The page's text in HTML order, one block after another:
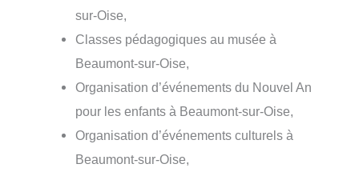
sur-Oise,
Classes pédagogiques au musée à
Beaumont-sur-Oise,
Organisation d’événements du Nouvel An
pour les enfants à Beaumont-sur-Oise,
Organisation d’événements culturels à
Beaumont-sur-Oise,